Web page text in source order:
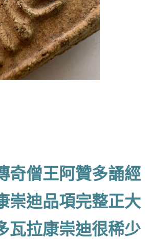
奇僧王阿贊多誦經
崇迪品項完整正大
瓦拉康崇迪很稀少